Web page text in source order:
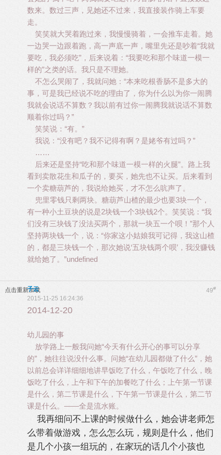
数来。数过三声，见她还不过来，我直接装作骑上车要
走。
笑笑就大哭着跑过来，我慢慢骑着，一会推车走着。她
一边哭一边跟着跑，高一声底一声，嘴里先还是吵着“我就
要吃，我必须吃”，后来说着：“我要吃和那个味道一模一
样的”之类的话。我只是不理她。
不怎么哭闹了，我就问她：“本来吃根香肠不是多大的
事，可是我已经说不吃的理由了，你为什么以为你一闹腾
我就会说话不算数？我以前有过你一闹腾我就说话不算数
顺着你过吗？”
笑笑说：“有。”
我说：“没有吧？我不记得有啊？是姥爷有过吗？”
……
后来还是坚持“吃和那个味道一模一样的火腿”。路上我
看到卖散花生和瓜子的，要买，她先也不让买。后来看到
一个卖糖葫芦的，我说给她买，才不怎么吭声了。
兜里零钱只剩两块。糖葫芦山楂的最少也要3块一个，
有一种小土豆块的说是2块钱一个3块钱2个。笑笑说：“我
们没有三块钱了没法买两个，那就一块五一个呗！”那个人
坚持两块钱一个，说：“你家这小姑娘我可记得，我这山楂
的，都是三块钱一个，那次她说‘五块钱两个呗’，我没赚钱
就给她了。”undefined
点击重新加载 49#
子云
2015-11-25 16:24:36
2014-12-20
幼儿园的事
放学路上一般我问她“今天有什么开心的事可以分享
的”，她往往说没什么事。问她“在幼儿园都做了什么”，她
以前总会详详细细地讲早饭吃了什么，午饭吃了什么，晚
饭吃了什么，上午和下午的加餐吃了什么；上午第一节课
是什么，第二节课是什么，下午第一节课是什么，第二节
课是什么。——全是流水账。
我再细问不上课的时候做什么，她会讲老师怎
么带着做游戏，怎么怎么玩，规则是什么，他们
是几个小孩一组玩的，在家玩的话几个小孩也